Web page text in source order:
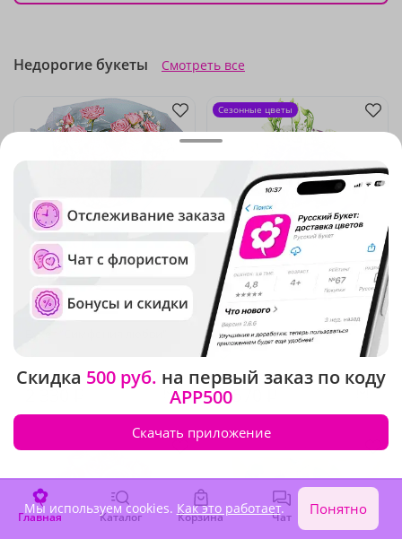
Недорогие букеты Смотреть все
5(627)
2 330 ₽
4.9(901)
Букет "Теплый привет"
2 570 ₽
Сезонные цветы
Главная Каталог Корзина Чат Войти
Скидка 500 руб. на первый заказ по коду
APP500
Скачать приложение
Мы используем cookies. Как это работает. Понятно